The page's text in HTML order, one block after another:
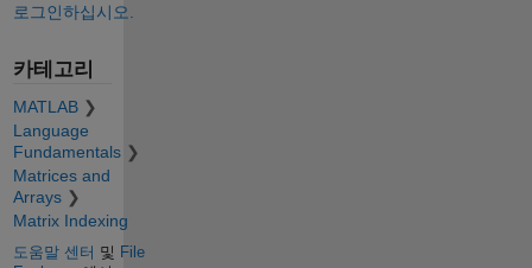
로그인하십시오.
카테고리
MATLAB
Language
Fundamentals
Matrices and
Arrays
Matrix Indexing
도움말 센터 및 File